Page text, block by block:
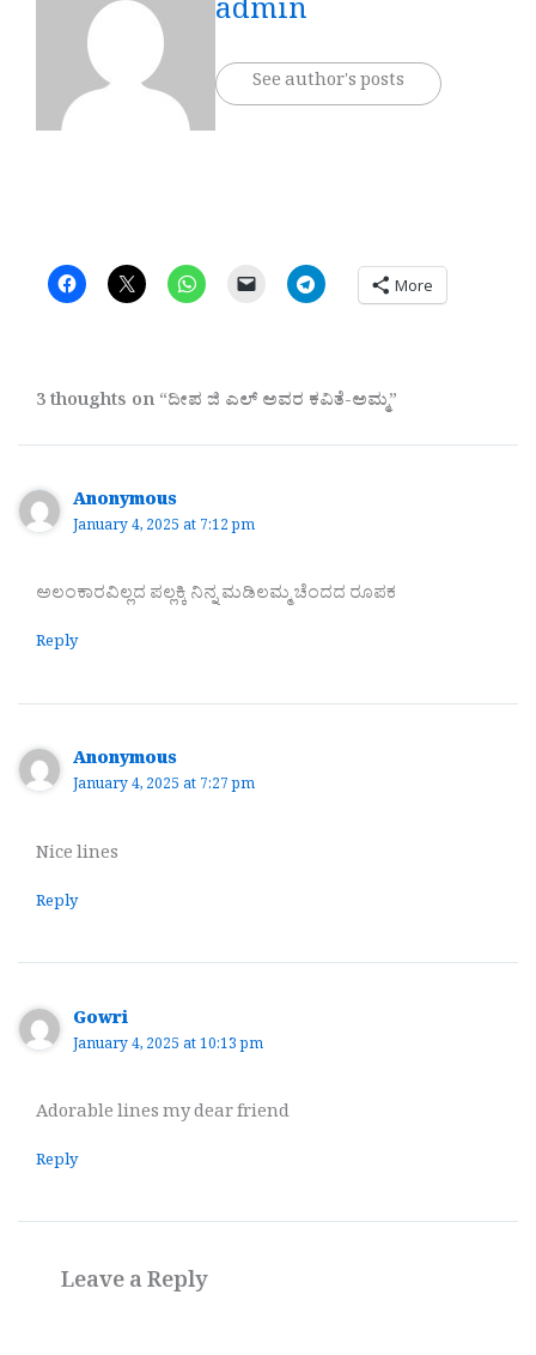
admin
See author's posts
More
3 thoughts on “ದೀಪ ಜಿ ಎಲ್ ಅವರ ಕವಿತೆ-ಅಮ್ಮ”
Anonymous
January 4, 2025 at 7:12 pm
ಅಲಂಕಾರವಿಲ್ಲದ ಪಲ್ಲಕ್ಕಿ ನಿನ್ನ ಮಡಿಲಮ್ಮ ಚೆಂದದ ರೂಪಕ
Reply
Anonymous
January 4, 2025 at 7:27 pm
Nice lines
Reply
Gowri
January 4, 2025 at 10:13 pm
Adorable lines my dear friend
Reply
Leave a Reply